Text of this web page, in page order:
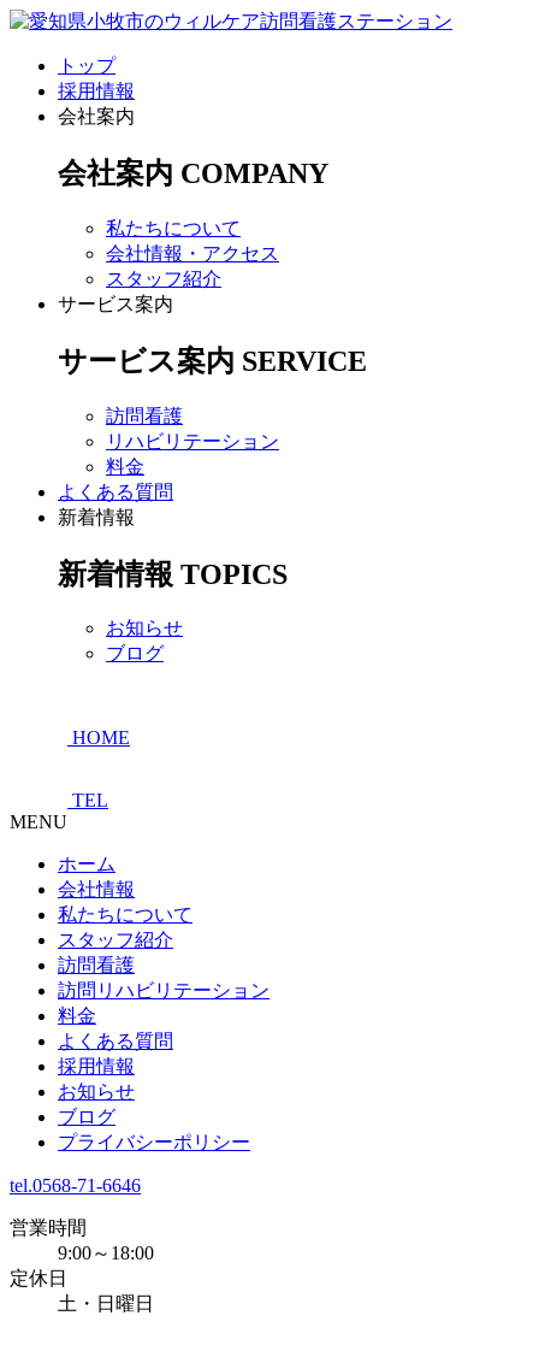
トップ
採用情報
会社案内
会社案内 COMPANY
私たちについて
会社情報・アクセス
スタッフ紹介
サービス案内
サービス案内 SERVICE
訪問看護
リハビリテーション
料金
よくある質問
新着情報
新着情報 TOPICS
お知らせ
ブログ
HOME
TEL
MENU
ホーム
会社情報
私たちについて
スタッフ紹介
訪問看護
訪問リハビリテーション
料金
よくある質問
採用情報
お知らせ
ブログ
プライバシーポリシー
tel.0568-71-6646
営業時間
9:00～18:00
定休日
土・日曜日